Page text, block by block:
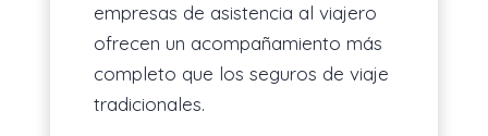
empresas de asistencia al viajero
ofrecen un acompañamiento más
completo que los seguros de viaje
tradicionales.